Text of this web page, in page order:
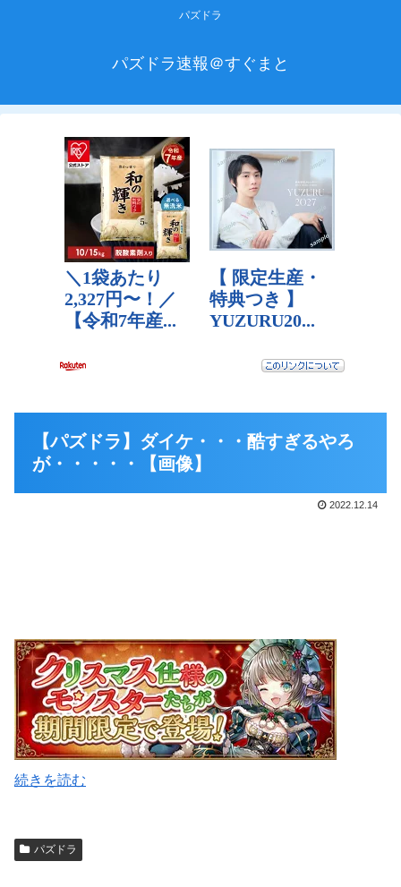
パズドラ
パズドラ速報＠すぐまと
【パズドラ】ダイケ・・・酷すぎるやろ
が・・・・・【画像】
2022.12.14
続きを読む
パズドラ